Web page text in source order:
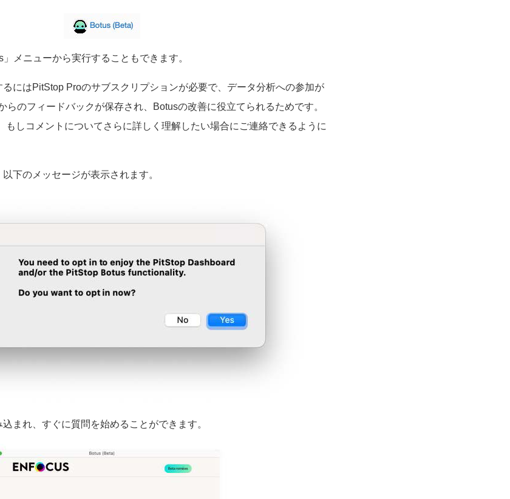
メニューから実行することもできます。
にはPitStop Proのサブスクリプションが必要で、データ分析への参加が
らのフィードバックが保存され、Botusの改善に役立てられるためです。
もしコメントについてさらに詳しく理解したい場合にご連絡できるように
下のメッセージが表示されます。
まれ、すぐに質問を始めることができます。